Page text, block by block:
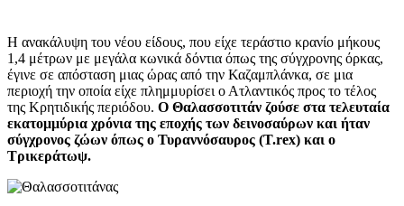
Η ανακάλυψη του νέου είδους, που είχε τεράστιο κρανίο μήκους
1,4 μέτρων με μεγάλα κωνικά δόντια όπως της σύγχρονης όρκας,
έγινε σε απόσταση μιας ώρας από την Καζαμπλάνκα, σε μια
περιοχή την οποία είχε πλημμυρίσει ο Ατλαντικός προς το τέλος
της Κρητιδικής περιόδου. Ο Θαλασσοτιτάν ζούσε στα τελευταία
εκατομμύρια χρόνια της εποχής των δεινοσαύρων και ήταν
σύγχρονος ζώων όπως ο Τυραννόσαυρος (T.rex) και ο
Τρικεράτωψ.